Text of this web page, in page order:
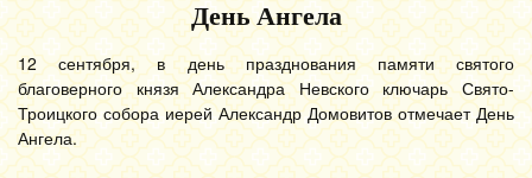
День Ангела
12 сентября, в день празднования памяти святого
благоверного князя Александра Невского ключарь Свято-
Троицкого собора иерей Александр Домовитов отмечает День
Ангела.